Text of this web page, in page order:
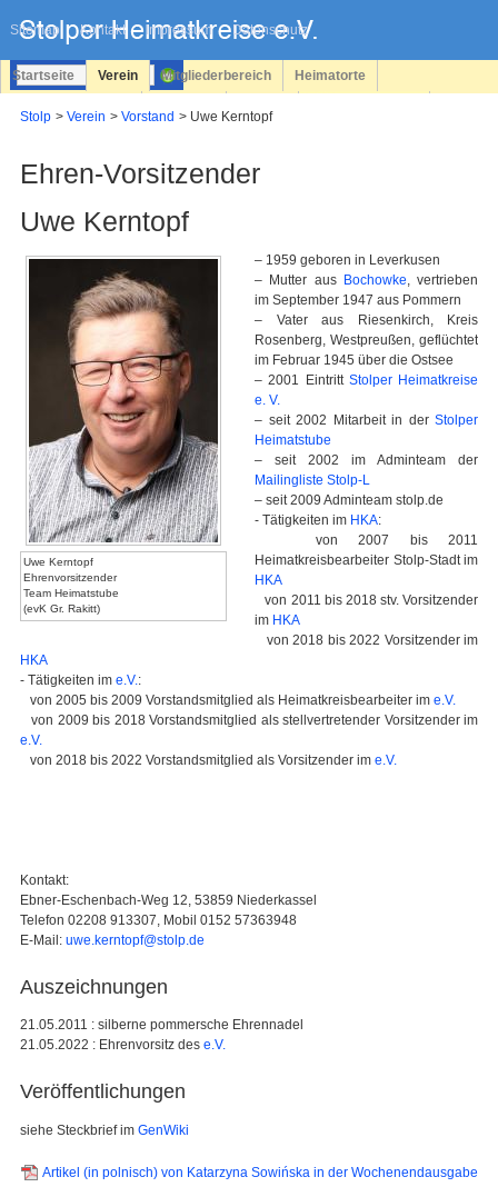
Sitemap Kontakt Impressum Datenschutz
überspringen
Startseite Verein Mitgliederbereich Heimatorte
Stolp Verein Vorstand Uwe Kerntopf
Ehren-Vorsitzender
Uwe Kerntopf
Uwe Kerntopf
Ehrenvorsitzender
Team Heimatstube
(evK Gr. Rakitt)
– 1959 geboren in Leverkusen
– Mutter aus Bochowke , vertrieben
im September 1947 aus Pommern
– Vater aus Riesenkirch, Kreis
Rosenberg, Westpreußen, geflüchtet
im Februar 1945 über die Ostsee
– 2001 Eintritt Stolper Heimatkreise
e. V.
– seit 2002 Mitarbeit in der Stolper
Heimatstube
– seit 2002 im Adminteam der
Mailingliste Stolp-L
– seit 2009 Adminteam stolp.de
- Tätigkeiten im HKA:
von 2007 bis 2011
Heimatkreisbearbeiter Stolp-Stadt im
HKA
von 2011 bis 2018 stv. Vorsitzender
im HKA
von 2018 bis 2022 Vorsitzender im
HKA
- Tätigkeiten im e.V. :
von 2005 bis 2009 Vorstandsmitglied als Heimatkreisbearbeiter im e.V.
von 2009 bis 2018 Vorstandsmitglied als stellvertretender Vorsitzender im
e.V.
von 2018 bis 2022 Vorstandsmitglied als Vorsitzender im e.V.
Kontakt:
Ebner-Eschenbach-Weg 12, 53859 Niederkassel
Telefon 02208 913307, Mobil 0152 57363948
E-Mail: uwe.kerntopf@stolp.de
Auszeichnungen
21.05.2011 : silberne pommersche Ehrennadel
21.05.2022 : Ehrenvorsitz des e.V.
Veröffentlichungen
siehe Steckbrief im GenWiki
Artikel (in polnisch) von Katarzyna Sowińska in der Wochenendausgabe